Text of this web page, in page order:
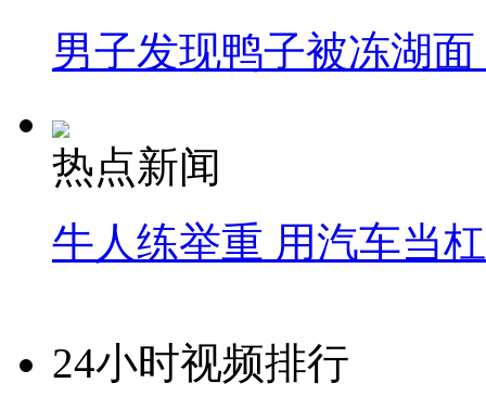
男子发现鸭子被冻湖
热点新闻
牛人练举重 用汽车当
24小时视频排行